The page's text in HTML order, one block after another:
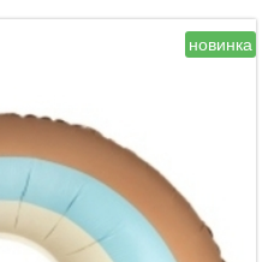
новинка